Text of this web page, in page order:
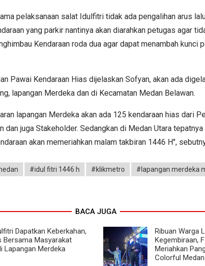
pelaksanaan salat Idulfitri tidak ada pengalihan arus
yang parkir nantinya akan diarahkan petugas agar
Kendaraan roda dua agar dapat menambah kunci
Pawai Kendaraan Hias dijelaskan Sofyan, akan ada
lapangan Merdeka dan di Kecamatan Medan Belawan.
lapangan Merdeka akan ada 125 kendaraan hias dari
dan juga Stakeholder. Sedangkan di Medan Utara
akan memeriahkan malam takbiran 1446 H",
#idul fitri 1446 h #klikmetro #lapangan merdeka
BACA JUGA
Dapatkan Keberkahan,
Bersama Masyarakat
Lapangan Merdeka
Ribuan Warga
Kegembiraan,
Meriahkan
Colorful